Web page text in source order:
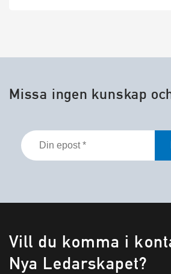
Missa ingen kunskap
Din
epost
Vill du komma i
Nya Ledarskapet?